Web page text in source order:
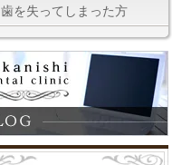
歯を失ってしまった方